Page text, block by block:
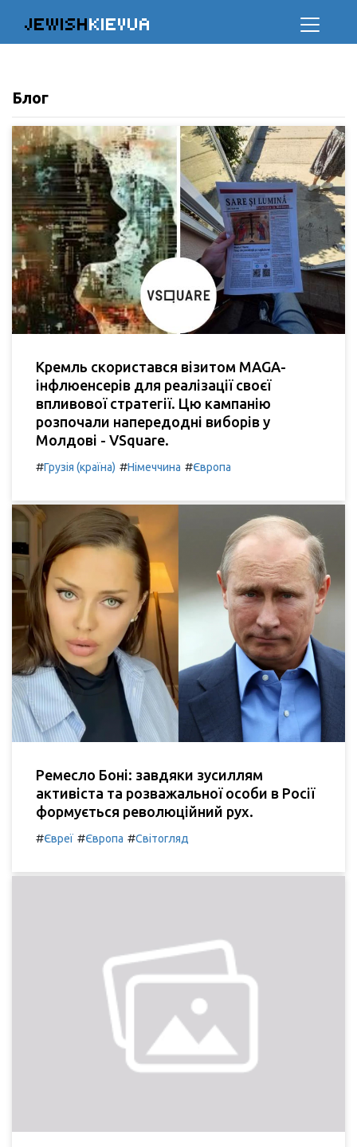
JEWISHKIEVUA
Блог
Кремль скористався візитом MAGA-
інфлюенсерів для реалізації своєї
впливової стратегії. Цю кампанію
розпочали напередодні виборів у
Молдові - VSquare.
#Грузія (країна) #Німеччина #Європа
Ремесло Боні: завдяки зусиллям
активіста та розважальної особи в Росії
формується революційний рух.
#Євреї #Європа #Світогляд